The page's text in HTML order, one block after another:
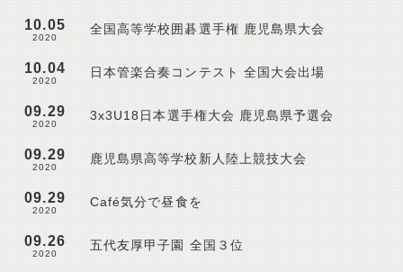
10.05
2020
全国高等学校囲碁選手権 鹿児島県大会
10.04
2020
日本管楽合奏コンテスト 全国大会出場
09.29
2020
3x3U18日本選手権大会 鹿児島県予選会
09.29
2020
鹿児島県高等学校新人陸上競技大会
09.29
2020
Café気分で昼食を
09.26
2020
五代友厚甲子園 全国３位